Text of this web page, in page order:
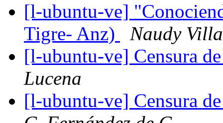
[l-ubuntu-ve]
Tigre- Anz)
Naudy
[l-ubuntu-ve] Censura
Lucena
[l-ubuntu-ve] Censura